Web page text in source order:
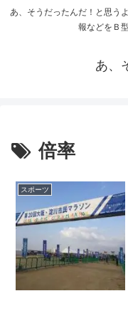
あ、そうだったんだ！と思う
報などをＢ
あ、
倍率
スポーツ